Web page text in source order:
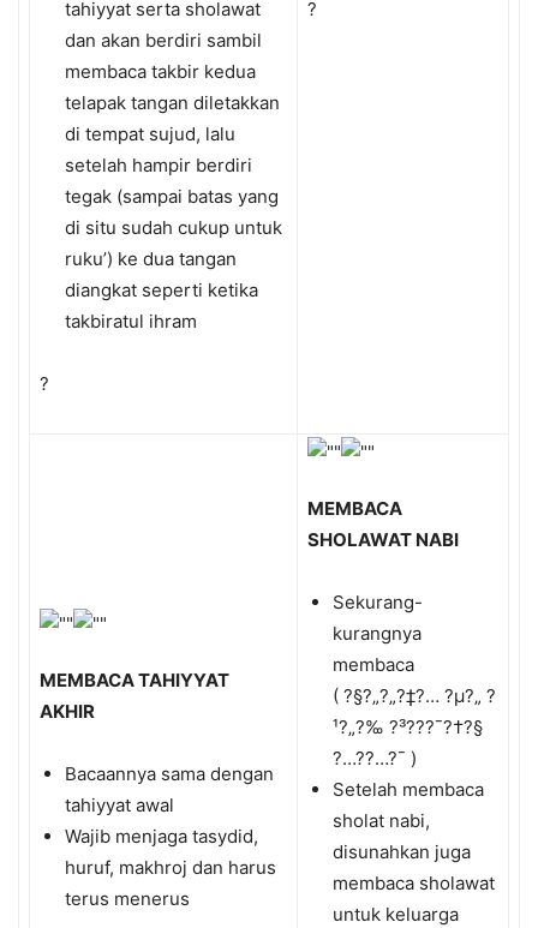
tahiyyat serta sholawat
dan akan berdiri sambil
membaca takbir kedua
telapak tangan diletakkan
di tempat sujud, lalu
setelah hampir berdiri
tegak (sampai batas yang
di situ sudah cukup untuk
ruku’) ke dua tangan
diangkat seperti ketika
takbiratul ihram
?
?
MEMBACA TAHIYYAT
AKHIR
Bacaannya sama dengan
tahiyyat awal
Wajib menjaga tasydid,
huruf, makhroj dan harus
terus menerus
MEMBACA
SHOLAWAT NABI
Sekurang-
kurangnya
membaca
( ?§?„?„?‡?… ?µ?„ ?
¹?„?‰ ?³???¯?†?§
?…?­?…?¯ )
Setelah membaca
sholat nabi,
disunahkan juga
membaca sholawat
untuk keluarga